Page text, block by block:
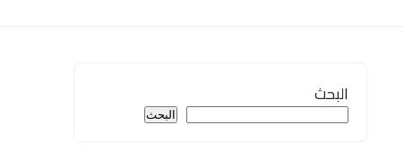
البحث
البحث